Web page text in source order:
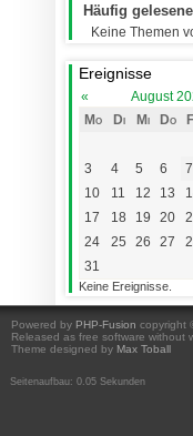
Häufig
Keine Themen
Ereignisse
« August
Mo
Di Mi Do
3
4 5 6 7
10
11 12 13
17
18 19 20
24
25 26 27
31
Keine Ereignisse.
Powered by PHP-Fusion copyright
Released as free software without
Theme designed by Max Toball
Seitenaufbau: 0.05 Sekunden